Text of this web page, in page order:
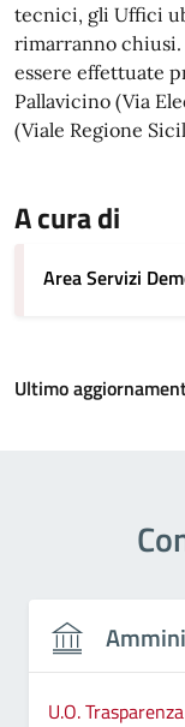
tecnici, gli Uffici
rimarranno
essere effettuate
Pallavicino (Via
(Viale Regione
A cura di
Area Servizi
Ultimo
U.O. Trasparenza